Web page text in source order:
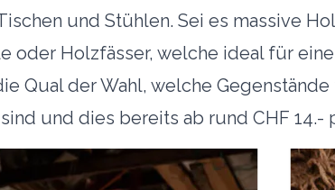
und Stühlen. Sei es massive
oder Holzfässer, welche ideal für
Qual der Wahl, welche
und dies bereits ab rund CHF 14.-